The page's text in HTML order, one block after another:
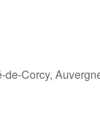
de-Corcy,